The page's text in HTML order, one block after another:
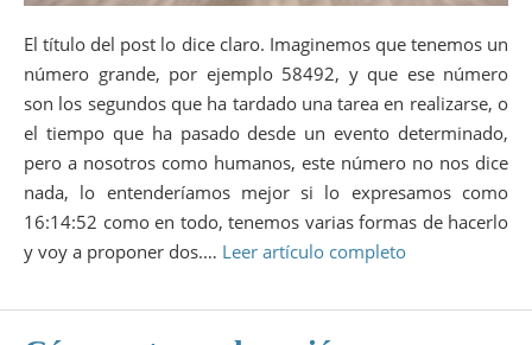
El título del post lo dice claro. Imaginemos que tenemos un
número grande, por ejemplo 58492, y que ese número
son los segundos que ha tardado una tarea en realizarse, o
el tiempo que ha pasado desde un evento determinado,
pero a nosotros como humanos, este número no nos dice
nada, lo entenderíamos mejor si lo expresamos como
16:14:52 como en todo, tenemos varias formas de hacerlo
y voy a proponer dos.… Leer artículo completo